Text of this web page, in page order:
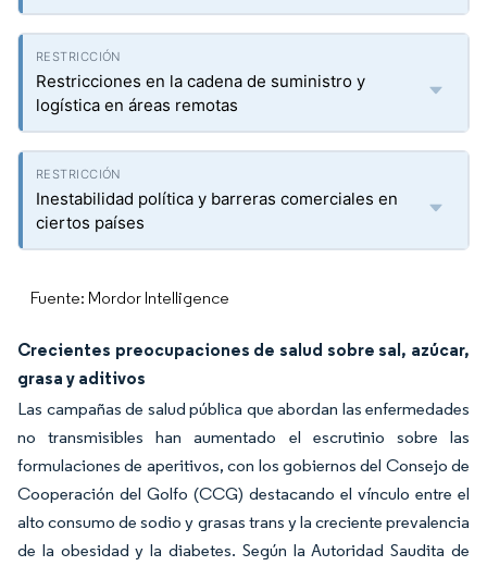
Restricciones en la cadena de suministro y
logística en áreas remotas
Inestabilidad política y barreras comerciales en
ciertos países
Fuente: Mordor Intelligence
Crecientes preocupaciones de salud sobre sal, azúcar,
grasa y aditivos
Las campañas de salud pública que abordan las enfermedades
no transmisibles han aumentado el escrutinio sobre las
formulaciones de aperitivos, con los gobiernos del Consejo de
Cooperación del Golfo (CCG) destacando el vínculo entre el
alto consumo de sodio y grasas trans y la creciente prevalencia
de la obesidad y la diabetes. Según la Autoridad Saudita de